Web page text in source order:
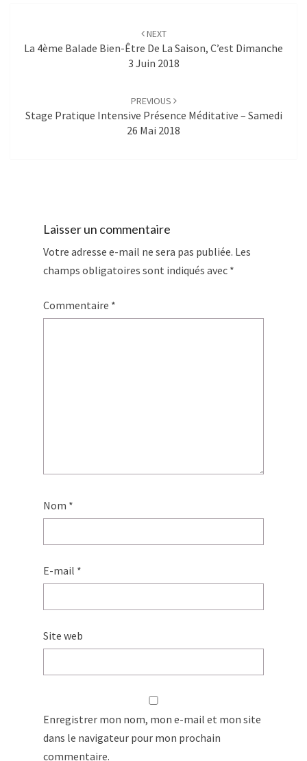
NEXT
La 4ème Balade Bien-Être De La Saison, C’est Dimanche
3 Juin 2018
PREVIOUS
Stage Pratique Intensive Présence Méditative – Samedi
26 Mai 2018
Laisser un commentaire
Votre adresse e-mail ne sera pas publiée. Les
champs obligatoires sont indiqués avec *
Commentaire *
Nom *
E-mail *
Site web
Enregistrer mon nom, mon e-mail et mon site
dans le navigateur pour mon prochain
commentaire.